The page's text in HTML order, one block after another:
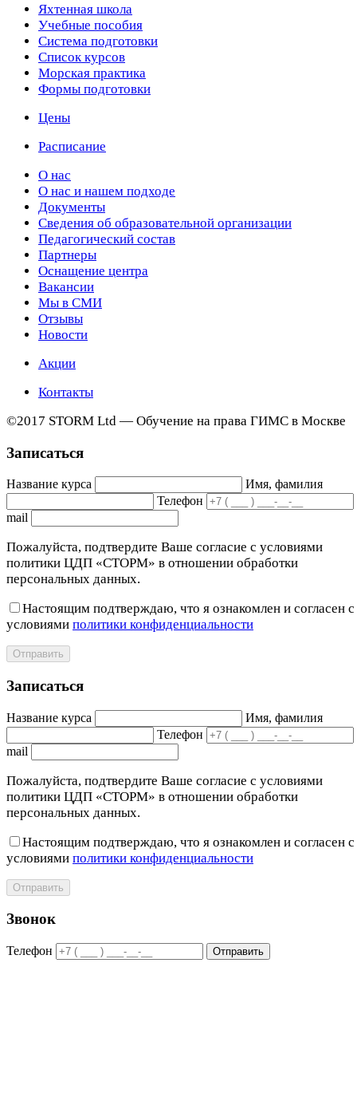
Яхтенная школа
Учебные пособия
Cистема подготовки
Список курсов
Морская практика
Формы подготовки
Цены
Расписание
О нас
О нас и нашем подходе
Документы
Сведения об образовательной организации
Педагогический состав
Партнеры
Оснащение центра
Вакансии
Мы в СМИ
Отзывы
Новости
Акции
Контакты
©2017 STORM Ltd — Обучение на права ГИМС в Москве
Записаться
Название курса
Имя, фамилия
Телефон
mail
Пожалуйста, подтвердите Ваше согласие с условиями
политики ЦДП «СТОРМ» в отношении обработки
персональных данных.
Настоящим подтверждаю, что я ознакомлен и согласен с
условиями политики конфиденциальности
Отправить
Записаться
Название курса
Имя, фамилия
Телефон
mail
Пожалуйста, подтвердите Ваше согласие с условиями
политики ЦДП «СТОРМ» в отношении обработки
персональных данных.
Настоящим подтверждаю, что я ознакомлен и согласен с
условиями политики конфиденциальности
Отправить
Звонок
Телефон Отправить